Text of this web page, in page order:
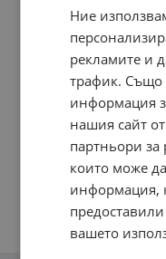
Ние
рекламите и
трафик. Също
информация
нашия сайт
партньори за
които може
информация,
вашето